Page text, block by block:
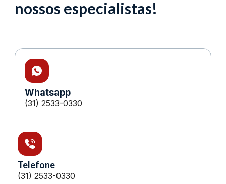
nossos especialistas!
Whatsapp
(31) 2533-0330
Telefone
(31) 2533-0330